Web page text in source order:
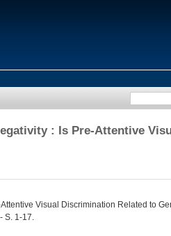
: Is Pre-Attentive
Visual Discrimination Related to
S. 1-17.